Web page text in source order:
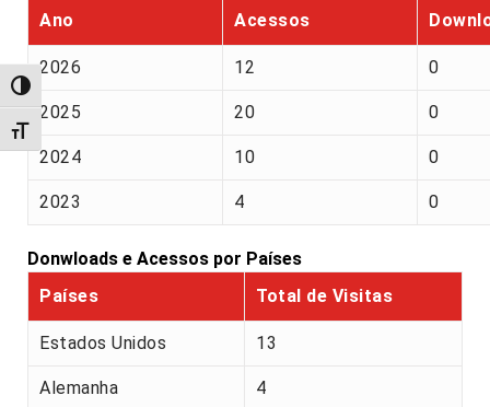
Alternar alto contraste
Alternar tamanho da fonte
Ano Acessos
2026 12 0
2025 20 0
2024 10 0
2023 4 0
Donwloads e Acessos por Países
Países
Total de Visitas
Estados Unidos 13
Alemanha 4